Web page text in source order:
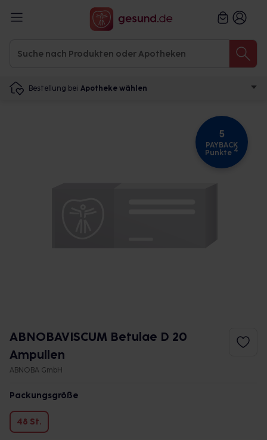
Bestellung bei Apotheke wählen
5
PAYBACK
Punkte 4
ABNOBAVISCUM Betulae D 20
Ampullen
ABNOBA GmbH
Packungsgröße
48 St.